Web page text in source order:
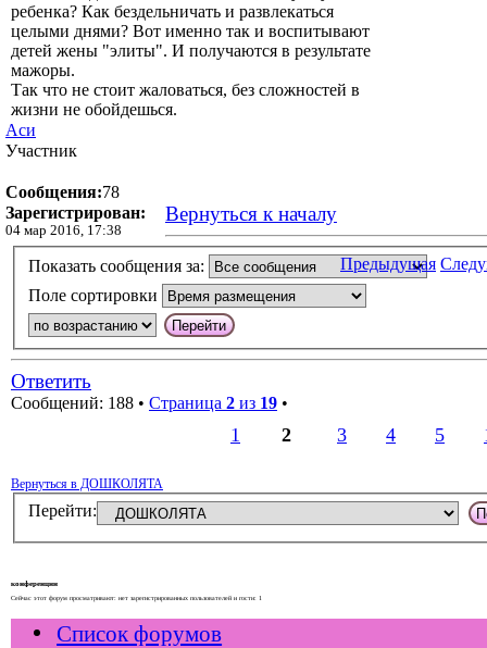
ребенка? Как бездельничать и развлекаться
целыми днями? Вот именно так и воспитывают
детей жены "элиты". И получаются в результате
мажоры.
Так что не стоит жаловаться, без сложностей в
жизни не обойдешься.
Аси
Участник
Сообщения:78
Зарегистрирован:
04 мар 2016, 17:38
Вернуться к началу
Предыдущая
Показать сообщения за:
Поле сортировки
Ответить
Сообщений: 188 • Страница 2 из 19 •
1 2 3 4 5
Вернуться в ДОШКОЛЯТА
Перейти:
конференции
Сейчас этот форум просматривают: нет зарегистрированных пользователей и гости: 1
Список форумов